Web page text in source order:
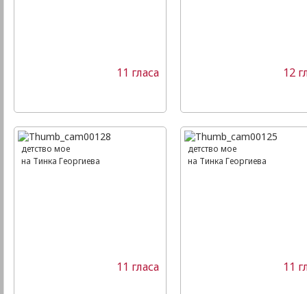
11 гласа 12
детство мое
на Тинка Георгиева
11 гласа
детство мое
на Тинка Георгиева
11